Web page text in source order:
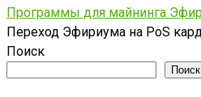
Программы для майнинга
Переход Эфириума на PoS
Поиск
Поиск